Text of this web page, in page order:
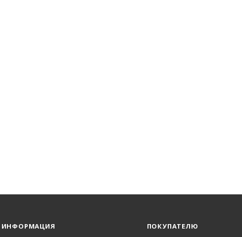
ИНФОРМАЦИЯ ПОКУПАТЕЛЮ